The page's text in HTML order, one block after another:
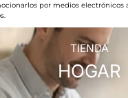
por medios electrónicos
TIENDA
HOGAR